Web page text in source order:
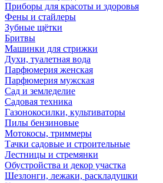
Приборы для красоты и здоровья
Фены и стайлеры
Зубные щётки
Бритвы
Машинки для стрижки
Духи, туалетная вода
Парфюмерия женская
Парфюмерия мужская
Сад и земледелие
Садовая техника
Газонокосилки, культиваторы
Пилы бензиновые
Мотокосы, триммеры
Тачки садовые и строительные
Лестницы и стремянки
Обустройства и декор участка
Шезлонги, лежаки, раскладушки